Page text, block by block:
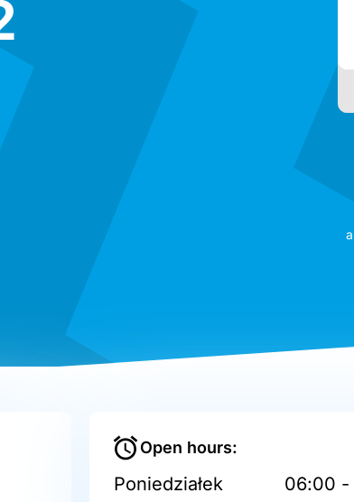
Open hours:
Poniedziałek
06:00 -